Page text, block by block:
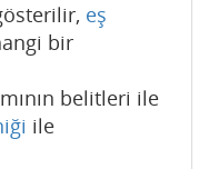
eş
bir
belitleri ile
ile